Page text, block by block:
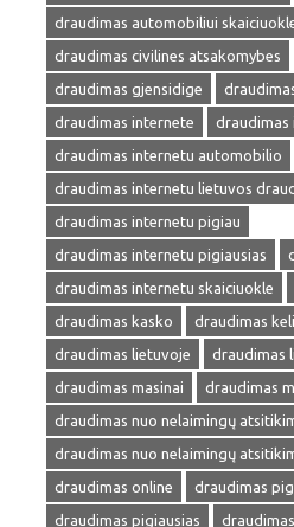
draudimas automobiliui
draudimas civilines atsakomybes
draudimas gjensidige
draudimas internete
draudimas
draudimas internetu automobilio
draudimas internetu lietuvos
draudimas internetu pigiau
draudimas internetu pigiausias
draudimas internetu skaiciuokle
draudimas kasko
draudimas
draudimas lietuvoje
draudimas
draudimas masinai
draudimas
draudimas nuo nelaimingų
draudimas nuo nelaimingų
draudimas online
draudimas
draudimas pigiausias